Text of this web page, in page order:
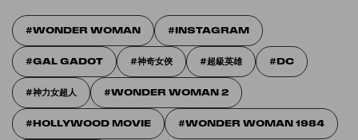
WONDER WOMAN INSTAGRAM
GAL GADOT 神奇女俠 超級英雄 DC
神力女超人 WONDER WOMAN 2
HOLLYWOOD MOVIE WONDER WOMAN 1984